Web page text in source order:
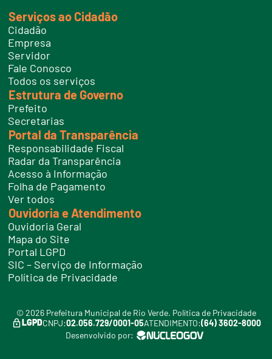
t
e
l
f
o
e
s
Serviços ao Cidadão
Cidadão
Empresa
Servidor
Fale Conosco
Todos os serviços
Estrutura de Governo
Prefeito
Secretarias
Portal da Transparência
Responsabilidade Fiscal
Radar da Transparência
Acesso à Informação
Folha de Pagamento
Ver todos
Ouvidoria e Atendimento
Ouvidoria Geral
Mapa do Site
Portal LGPD
SIC – Serviço de Informação
Política de Privacidade
© 2026 Prefeitura Municipal de Rio Verde. Política de Privacidade
LGPDCNPJ:02.056.729/0001-05ATENDIMENTO:(64) 3602-8000
Desenvolvido por: